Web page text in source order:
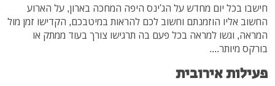
חישבו בכל יום מחדש על הג'ינס היפה המחכה בארון, על הארוע
החשוב אליו הוזמנתם וחשוב לכם להראות במיטבכם, הקדישו זמן מול
המראה, וגשו למראה בכל פעם בה תרגישו צורך בעוד ממתק או
בורקס מיותר....
פעילות אירובית